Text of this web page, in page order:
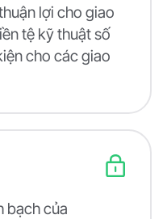
lợi cho giao
tệ kỹ thuật số
cho các giao
bạch của